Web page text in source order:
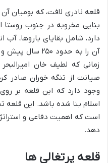
قلعه نادری لافت، که بومیان
بنایی مخروبه در جنوب
دارد، شامل بقایای باروها،
آن را به حدود
زمانی که لطیف خان
صیانت از تنگه خوران صادر
وجود دارد که این قلعه بر
اسلام بنا شده باشد. این قلعه
است که اهمیت دفاعی و
دهد.
قلعه پرتغالی ها